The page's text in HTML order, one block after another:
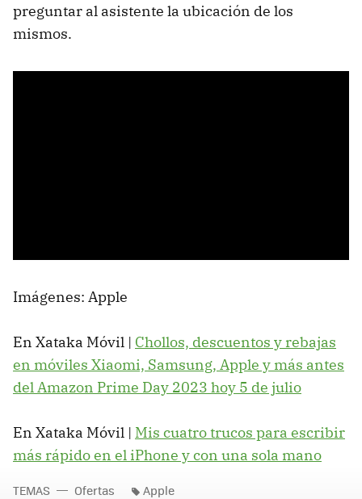
preguntar al asistente la ubicación de los
mismos.
Imágenes: Apple
En Xataka Móvil | Chollos, descuentos y rebajas
en móviles Xiaomi, Samsung, Apple y más antes
del Amazon Prime Day 2023 hoy 5 de julio
En Xataka Móvil | Mis cuatro trucos para escribir
más rápido en el iPhone y con una sola mano
TEMAS Ofertas Apple